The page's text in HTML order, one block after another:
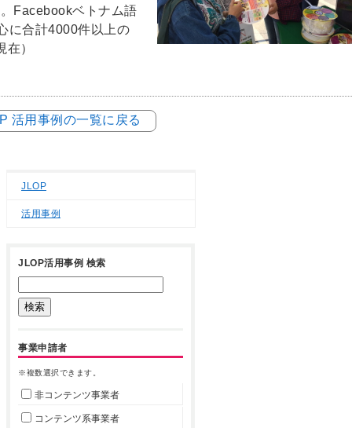
Facebookベトナム語
に合計4000件以上の
）
活用事例の一覧に戻る
JLOP
活用事例
JLOP活用事例 検索
事業申請者
※複数選択できます。
非コンテンツ事業者
コンテンツ系事業者